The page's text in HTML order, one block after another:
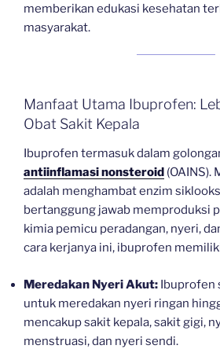
memberikan edukasi kesehatan
masyarakat.
Manfaat Utama Ibuprofen:
Obat Sakit Kepala
Ibuprofen termasuk dalam
antiinflamasi nonsteroid (OAINS).
adalah menghambat enzim
bertanggung jawab memproduksi
kimia pemicu peradangan, nyeri,
cara kerjanya ini, ibuprofen
Meredakan Nyeri Akut: Ibuprofen
untuk meredakan nyeri ringan
mencakup sakit kepala, sakit gigi,
menstruasi, dan nyeri sendi.